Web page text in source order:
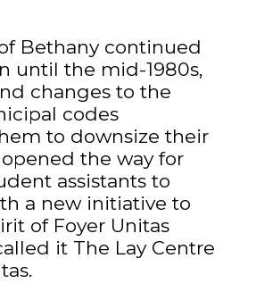
Bethany continued
until the mid-1980s,
changes to the
codes
to downsize their
the way for
assistants to
a new initiative to
of Foyer Unitas
it The Lay Centre